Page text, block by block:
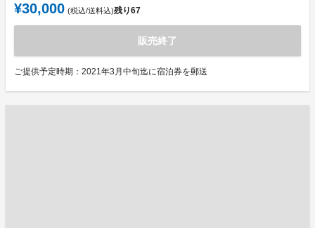
¥30,000 (税込/送料込)残り67
販売終了
ご提供予定時期：2021年3月中旬迄に宿泊券を郵送